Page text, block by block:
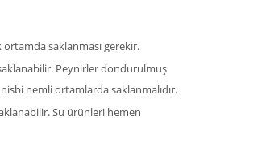
ortamda saklanması gerekir.
Peynirler dondurulmuş
nisbi nemli ortamlarda saklanmalıdır.
Su ürünleri hemen